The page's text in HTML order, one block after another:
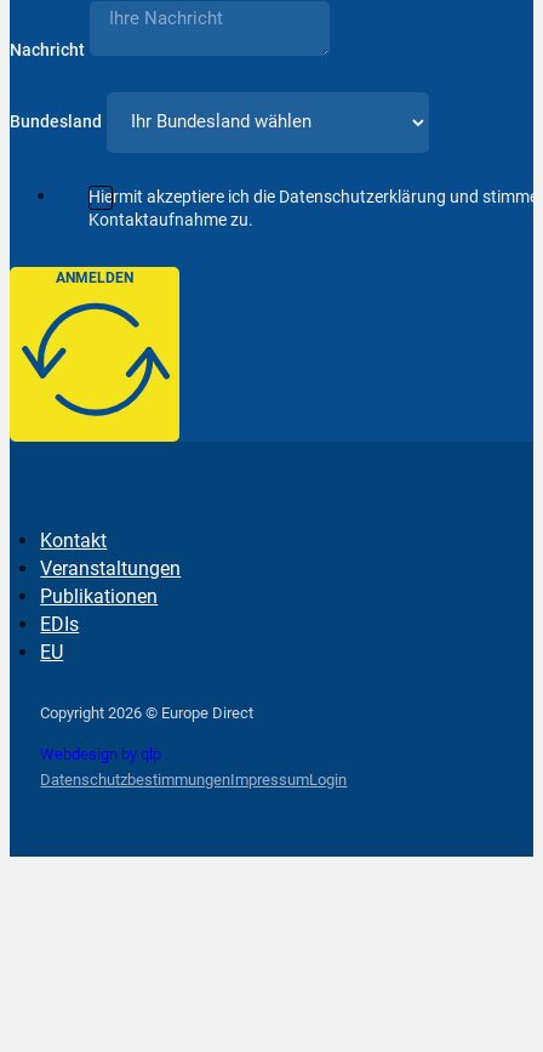
Nachricht
Bundesland
Hiermit akzeptiere ich die Datenschutzerklärung und
Kontaktaufnahme zu.
ANMELDEN
Kontakt
Veranstaltungen
Publikationen
EDIs
EU
Copyright 2026 © Europe Direct
Webdesign by qlp
DatenschutzbestimmungenImpressumLogin